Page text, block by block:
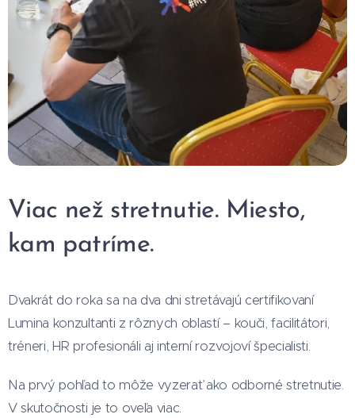
Viac než stretnutie. Miesto,
kam patríme.
Dvakrát do roka sa na dva dni stretávajú certifikovaní
Lumina konzultanti z rôznych oblastí – kouči, facilitátori,
tréneri, HR profesionáli aj interní rozvojoví špecialisti.
Na prvý pohľad to môže vyzerať ako odborné stretnutie.
V skutočnosti je to oveľa viac.